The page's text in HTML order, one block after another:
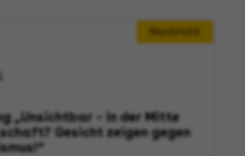
Nachricht
„Unsichtbar – in der Mitte
Gesicht zeigen gegen